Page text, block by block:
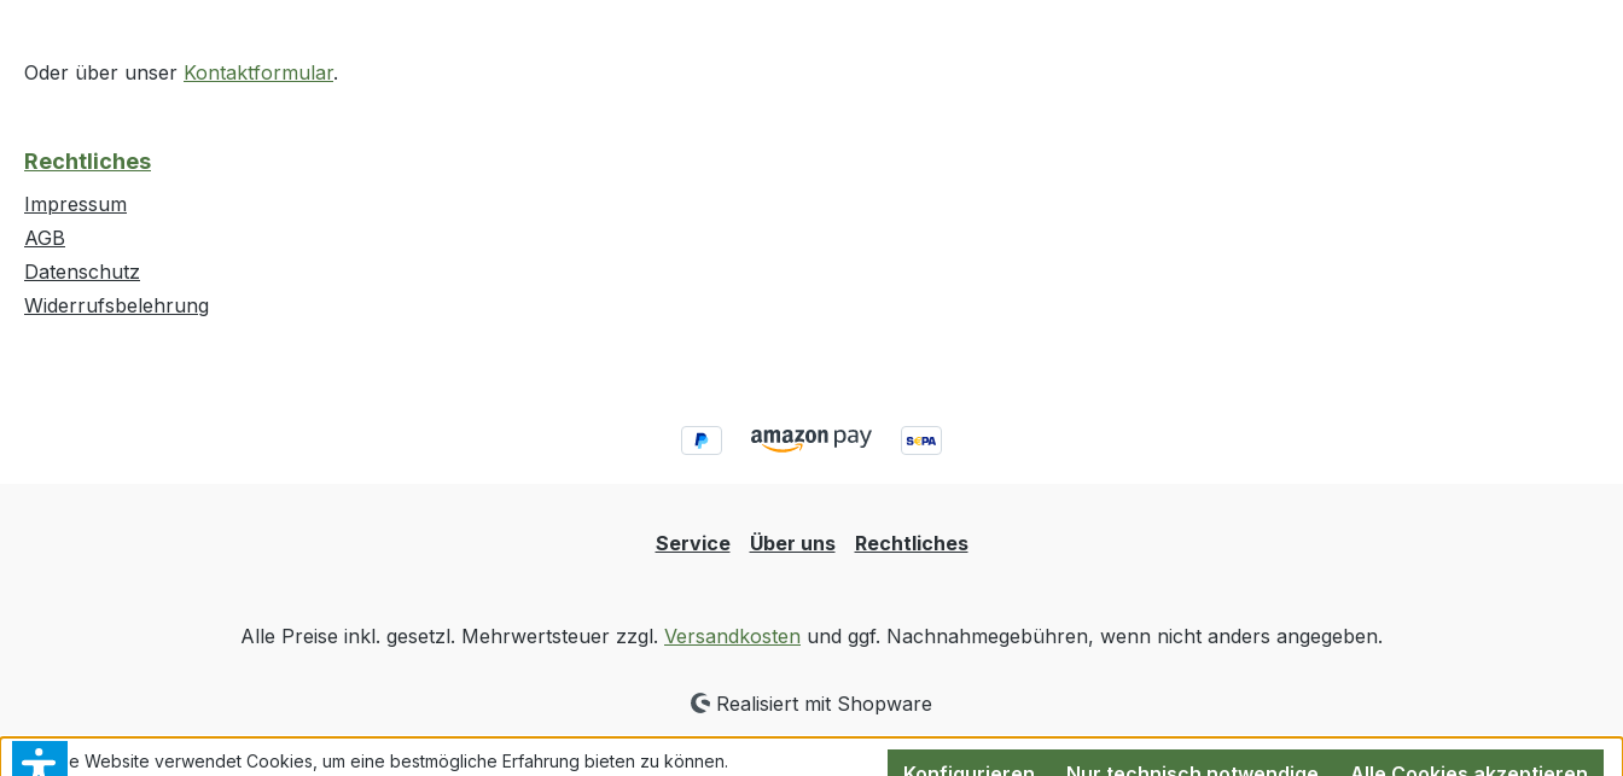
Oder über unser Kontaktformular.
Rechtliches
Impressum
AGB
Datenschutz
Widerrufsbelehrung
Service Über uns Rechtliches
Alle Preise inkl. gesetzl. Mehrwertsteuer zzgl. Versandkosten und ggf. Nachnahmegebühren, wenn nicht anders angegeben.
Realisiert mit Shopware
Diese Website verwendet Cookies, um eine bestmögliche Erfahrung bieten zu können.